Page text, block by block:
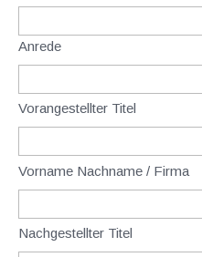
Anrede
Vorangestellter Titel
Vorname Nachname / Firma
Nachgestellter Titel